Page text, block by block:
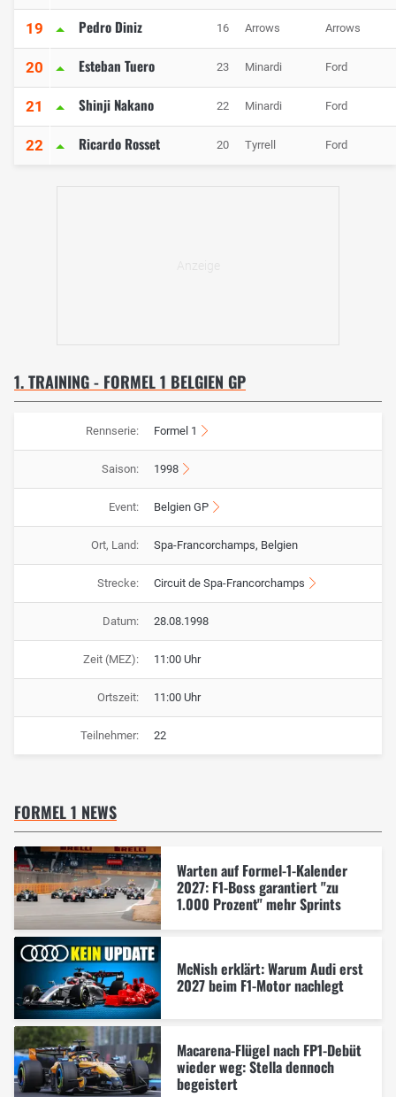
19 Pedro Diniz 16 Arrows Arrows
20 Esteban Tuero 23 Minardi Ford
21 Shinji Nakano 22 Minardi Ford
22 Ricardo Rosset 20 Tyrrell Ford
1. TRAINING - FORMEL 1 BELGIEN GP
Rennserie: Formel 1
Saison: 1998
Event: Belgien GP
Ort, Land: Spa-Francorchamps, Belgien
Strecke: Circuit de Spa-Francorchamps
Datum: 28.08.1998
Zeit (MEZ): 11:00 Uhr
Ortszeit: 11:00 Uhr
Teilnehmer: 22
FORMEL 1 NEWS
Warten auf Formel-1-Kalender
2027: F1-Boss garantiert "zu
1.000 Prozent" mehr Sprints
McNish erklärt: Warum Audi erst
2027 beim F1-Motor nachlegt
Macarena-Flügel nach FP1-Debüt
wieder weg: Stella dennoch
begeistert